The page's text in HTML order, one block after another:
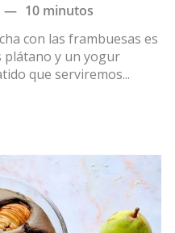
— 10 minutos
con las frambuesas es
plátano y un yogur
que serviremos...